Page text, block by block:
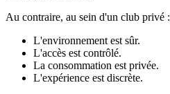
Au contraire, au sein d'un club privé :
L'environnement est sûr.
L'accès est contrôlé.
La consommation est privée.
L'expérience est discrète.